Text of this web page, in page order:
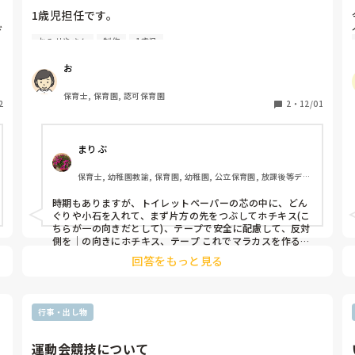
1歳児担任です。
にしようと思っています。
しかし、どのような楽器がいいか、いまいちピンと来ず
悩んでいます。
今まで楽器の製作をしたことがある方、どのようなもの
を作りましたか？乳児向けだと有難いです。
おみせやさん 制作 1歳児
お
保育士, 保育園, 認可保育園
2 ・ 12/01
まりぶ
保育士, 幼稚園教諭, 保育園, 幼稚園, 公立保育園, 放課後等デイ
時期もありますが、トイレットペーパーの芯の中に、どん
ぐりや小石を入れて、まず片方の先をつぶしてホチキス(こ
ちらが一の向きだとして)、テープで安全に配慮して、反対
側を│の向きにホチキス、テープ これでマラカスを作るの
は簡単で、形も可愛いです！
もっと簡単に作るなら、牛乳パックを切ってサイコロの形
色を綺麗にするなら、透明のプリンの容器を2つくっつけ
て中に綺麗なビーズを入れる方が綺麗です！中身が絶対出
回答をもっと見る
行事・出し物
運動会競技について